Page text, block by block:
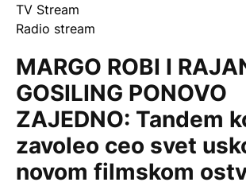
TV Stream
Radio stream
MARGO ROBI I
GOSILING PONOVO
ZAJEDNO: Tandem
zavoleo ceo svet
novom filmskom